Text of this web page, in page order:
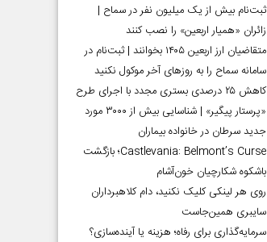
ثبت‌نام بیش از یک میلیون نفر در سماح |
زائران «همیار اربعین» را نصب کنند
متقاضیان ارز اربعین ۱۴۰۵ بخوانند | ثبت‌نام در
سامانه سماح را به روز‌های آخر موکول نکنید
کاهش ۲۵ درصدی بستری مجدد با اجرای طرح
«پرستار پیگیر» | شناسایی بیش از ۳۰۰۰ مورد
جدید سرطان در خانواده بیماران
Castlevania: Belmont’s Curse؛ بازگشت
باشکوه شکارچیان خون‌آشام
روی هر لینکی کلیک نکنید، دام کلاهبرداران
سایبری همین‌جاست
سرمایه‌گذاری برای رفاه؛ هزینه یا آینده‌سازی؟